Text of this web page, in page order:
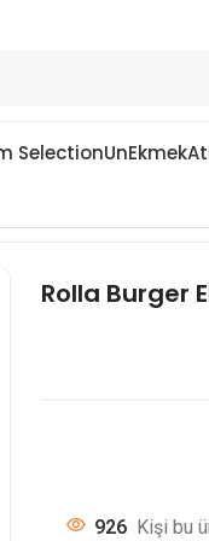
SelectionUnEkmek
Rolla Burger
1468 Kişi bu